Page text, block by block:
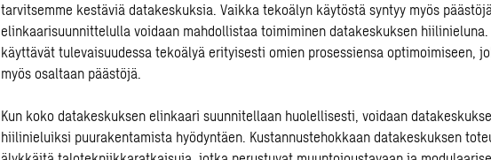
tarvitsemme kestäviä datakeskuksia. Vaikka tekoälyn käytöstä syntyy myös
elinkaarisuunnittelulla voidaan mahdollistaa toimiminen datakeskuksen hiilinieluna.
käyttävät tulevaisuudessa tekoälyä erityisesti omien prosessiensa optimoimiseen,
myös osaltaan päästöjä.
Kun koko datakeskuksen elinkaari suunnitellaan huolellisesti, voidaan
hiilinieluiksi puurakentamista hyödyntäen. Kustannustehokkaan datakeskuksen